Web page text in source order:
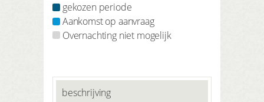
gekozen periode
Aankomst op aanvraag
Overnachting niet mogelijk
beschrijving